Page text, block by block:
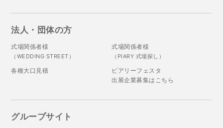
法人・団体の方
式場関係者様
（WEDDING STREET）
式場関係者様
（PIARY 式場探し）
各種大口見積
ピアリーフェスタ
出展企業募集はこちら
グループサイト